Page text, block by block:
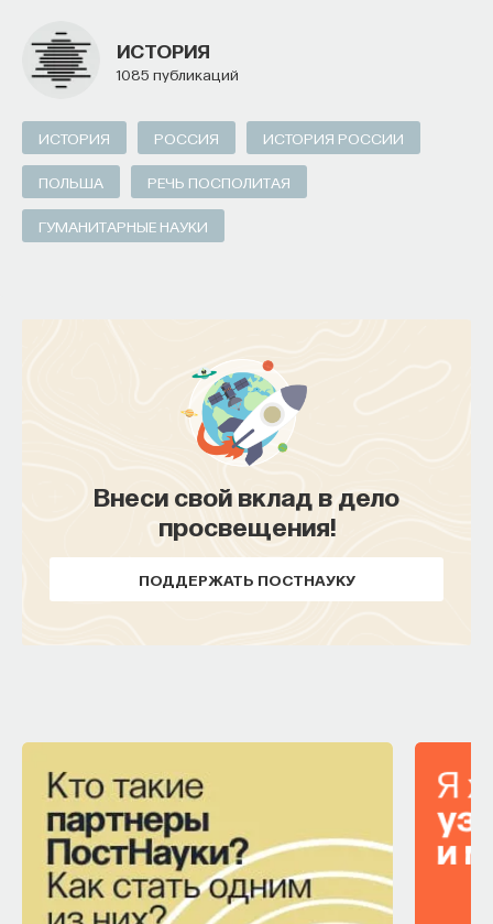
ИСТОРИЯ
1085 публикаций
ИСТОРИЯ РОССИЯ ИСТОРИЯ РОССИИ
ПОЛЬША РЕЧЬ ПОСПОЛИТАЯ
ГУМАНИТАРНЫЕ НАУКИ
Внеси свой вклад в дело
просвещения!
ПОДДЕРЖАТЬ ПОСТНАУКУ
Что такое партнёрский материал?
ПОДДЕРЖАТЬ ПОСТНАУКУ